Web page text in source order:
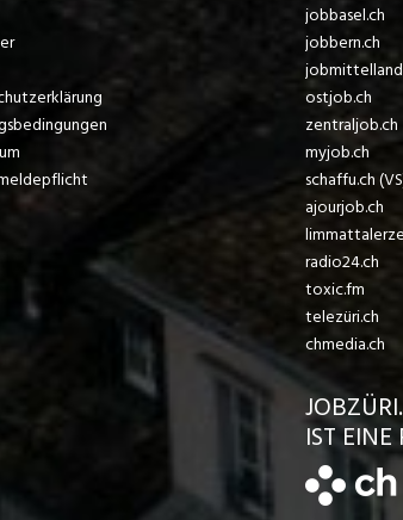
jobbasel.ch
jobbern.ch
ostjob.ch
zentraljob.ch
myjob.ch
schaffu.ch
ajourjob.ch
radio24.ch
toxic.fm
telezüri.ch
chmedia.ch
IST